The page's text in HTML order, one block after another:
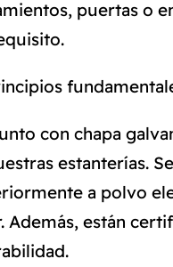
puertas o
con chapa
estanterías.
a polvo
están